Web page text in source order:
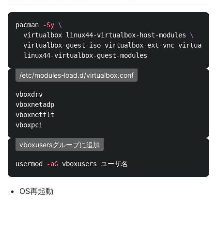
pacman -Sy \
  virtualbox linux44-virtualbox-host-modules
\
virtualbox-guest-iso virtualbox-ext-vnc
/etc/modules-load.d/virtualbox.conf
vboxdrv
vboxnetadp
vboxnetflt
vboxusersグループに追加
usermod -aG
OS再起動